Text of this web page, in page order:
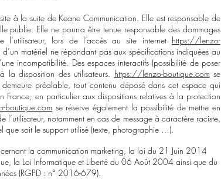
à la suite de Keane Communication. Elle est responsable de
publie. Elle ne pourra être tenue responsable des dommages
lors de l’accès au site internet https://lenzo-
d’un matériel ne répondant pas aux spécifications indiquées au
incompatibilité. Des espaces interactifs (possibilité de poser
la disposition des utilisateurs. https://lenzo-boutique.com se
préalable, tout contenu déposé dans cet espace qui
en particulier aux dispositions relatives à la protection
boutique.com se réserve également la possibilité de mettre en
notamment en cas de message à caractère raciste,
soit le support utilisé (texte, photographie …).
la communication marketing, la loi du 21 Juin 2014
la Loi Informatique et Liberté du 06 Août 2004 ainsi que du
(RGPD : n° 2016-679).